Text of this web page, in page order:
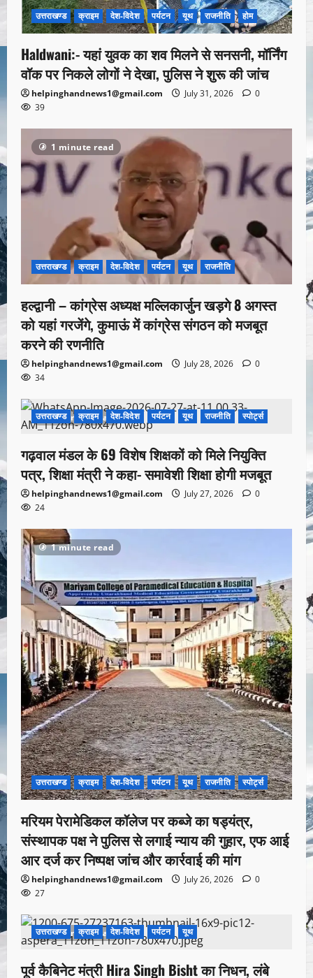
उत्तराखण्ड क्राइम देश-विदेश पर्यटन यूथ राजनीति होम
Haldwani:- यहां युवक का शव मिलने से सनसनी, मॉर्निंग
वॉक पर निकले लोगों ने देखा, पुलिस ने शुरू की जांच
helpinghandnews1@gmail.com July 31, 2026
0
39
1 minute read
उत्तराखण्ड क्राइम देश-विदेश पर्यटन यूथ राजनीति
हल्द्वानी – कांग्रेस अध्यक्ष मल्लिकार्जुन खड़गे 8 अगस्त
को यहां गरजेंगे, कुमाऊं में कांग्रेस संगठन को मजबूत
करने की रणनीति
helpinghandnews1@gmail.com July 28, 2026
0
34
1 minute read
उत्तराखण्ड क्राइम देश-विदेश पर्यटन यूथ राजनीति स्पोर्ट्स
गढ़वाल मंडल के 69 विशेष शिक्षकों को मिले नियुक्ति
पत्र, शिक्षा मंत्री ने कहा- समावेशी शिक्षा होगी मजबूत
helpinghandnews1@gmail.com July 27, 2026
0
24
1 minute read
उत्तराखण्ड क्राइम देश-विदेश पर्यटन यूथ राजनीति स्पोर्ट्स
मरियम पेरामेडिकल कॉलेज पर कब्जे का षड्यंत्र,
संस्थापक पक्ष ने पुलिस से लगाई न्याय की गुहार, एफ आई
आर दर्ज कर निष्पक्ष जांच और कार्रवाई की मांग
helpinghandnews1@gmail.com July 26, 2026
0
27
1 minute read
उत्तराखण्ड क्राइम देश-विदेश पर्यटन यूथ
पूर्व कैबिनेट मंत्री Hira Singh Bisht का निधन, लंबे